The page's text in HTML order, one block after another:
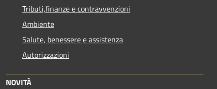
Tributi,finanze e contravvenzioni
Ambiente
Salute, benessere e assistenza
Autorizzazioni
NOVITÀ